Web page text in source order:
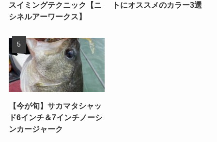
スイミングテクニック【ニ
シネルアーワークス】
トにオススメのカラー3選
【今が旬】サカマタシャッ
ド6インチ＆7インチノーシ
ンカージャーク